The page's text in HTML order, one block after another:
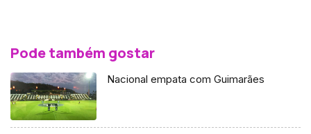
Pode também gostar
Nacional empata com Guimarães